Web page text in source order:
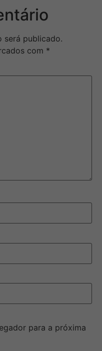
será publicado.
com *
para a próxima